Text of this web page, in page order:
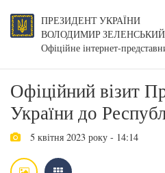
ПРЕЗИДЕНТ УКРАЇНИ
ВОЛОДИМИР ЗЕЛЕНСЬКИЙ
Офіційне інтернет-
Офіційний візит
України до
5 квітня 2023 року - 14:14